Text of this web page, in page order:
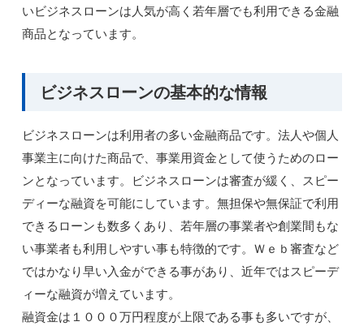
いビジネスローンは人気が高く若年層でも利用できる金融
商品となっています。
ビジネスローンの基本的な情報
ビジネスローンは利用者の多い金融商品です。法人や個人
事業主に向けた商品で、事業用資金として使うためのロー
ンとなっています。ビジネスローンは審査が緩く、スピー
ディーな融資を可能にしています。無担保や無保証で利用
できるローンも数多くあり、若年層の事業者や創業間もな
い事業者も利用しやすい事も特徴的です。Ｗｅｂ審査など
ではかなり早い入金ができる事があり、近年ではスピーデ
ィーな融資が増えています。
融資金は１０００万円程度が上限である事も多いですが、